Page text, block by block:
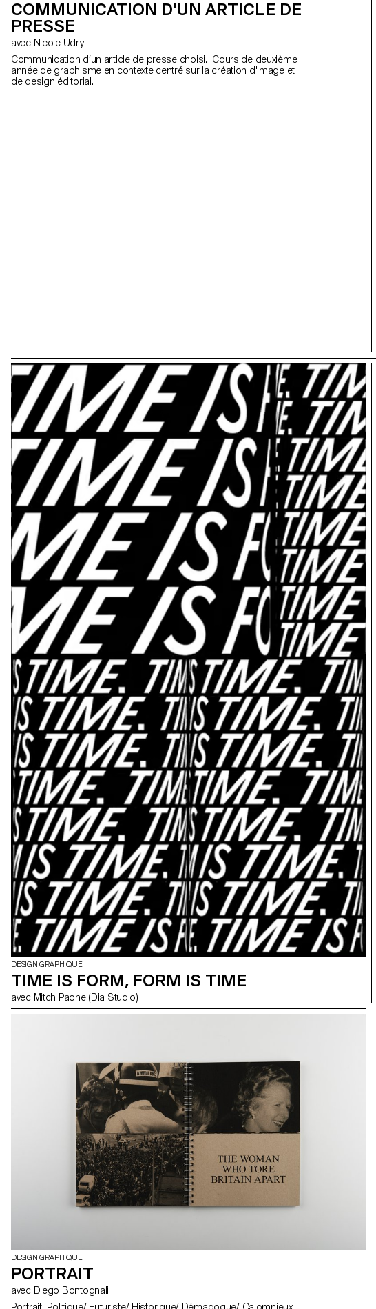
COMMUNICATION D'UN ARTICLE DE
PRESSE
avec Nicole Udry
Communication d’un article de presse choisi. Cours de deuxième
année de graphisme en contexte centré sur la création d'image et
de design éditorial.
DESIGN GRAPHIQUE
TIME IS FORM, FORM IS TIME
avec Mitch Paone (Dia Studio)
DESIGN GRAPHIQUE
PORTRAIT
avec Diego Bontognali